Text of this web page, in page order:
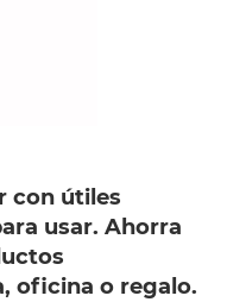
con útiles
usar. Ahorra
oficina o regalo.